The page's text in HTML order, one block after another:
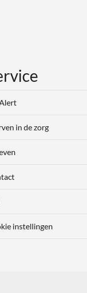
in de zorg
instellingen